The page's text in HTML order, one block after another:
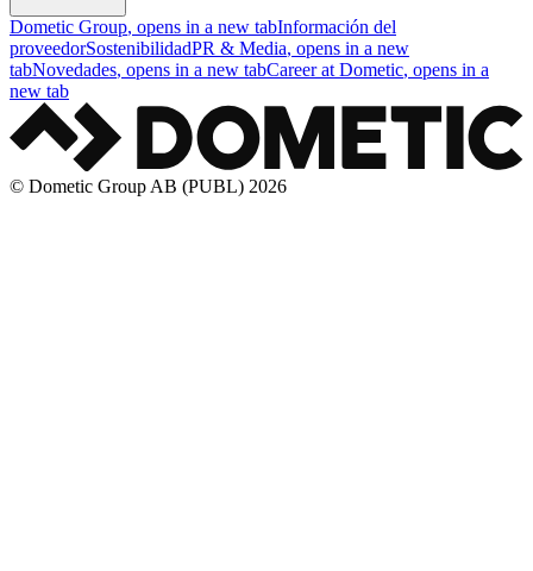
Dometic Group, opens in a new tabInformación del
proveedorSostenibilidadPR & Media, opens in a new
tabNovedades, opens in a new tabCareer at Dometic, opens in a
new tab
© Dometic Group AB (PUBL) 2026